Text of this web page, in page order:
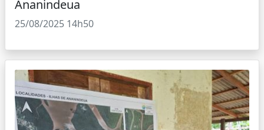
Ananindeua
25/08/2025 14h50